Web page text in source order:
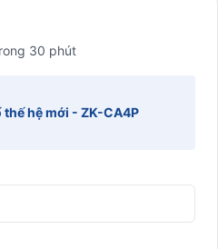
30 phút
hệ mới - ZK-CA4P